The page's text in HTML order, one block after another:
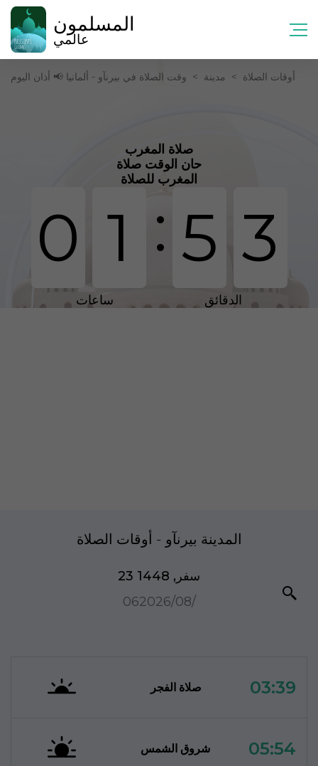
المسلمون
عالمي
أوقات الصلاة > مدينة > وقت الصلاة في بيرنآو - ألمانيا 📢 أذان اليوم
صلاة المغرب
حان الوقت صلاة
المغرب للصلاة
0 1 : 5 3
ساعات الدقائق
المدينة بيرنآو - أوقات الصلاة
23 سفر, 1448
06‏/08‏/2026
صلاة الفجر 03:39
شروق الشمس 05:54